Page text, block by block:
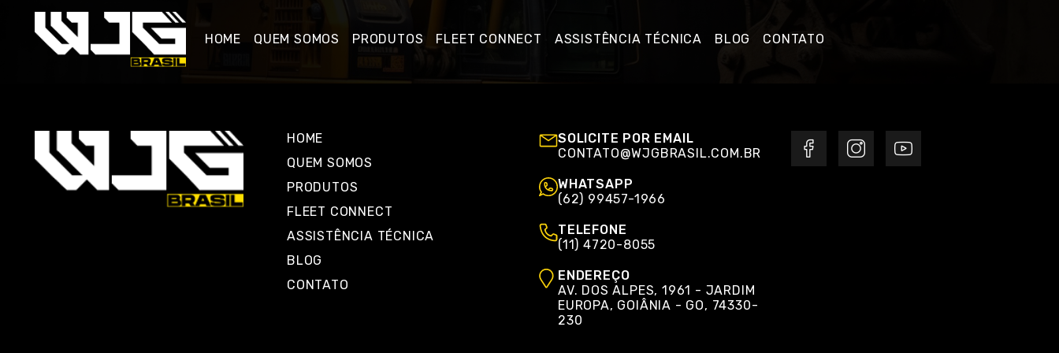
HOME QUEM SOMOS PRODUTOS FLEET CONNECT ASSISTÊNCIA TÉCNICA BLOG CONTATO
HOME
QUEM SOMOS
PRODUTOS
FLEET CONNECT
ASSISTÊNCIA TÉCNICA
BLOG
CONTATO
SOLICITE POR EMAIL
CONTATO@WJGBRASIL.COM.BR
WHATSAPP
(62) 99457-1966
TELEFONE
(11) 4720-8055
ENDEREÇO
AV. DOS ALPES, 1961 - JARDIM
EUROPA, GOIÂNIA - GO, 74330-
230